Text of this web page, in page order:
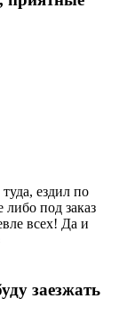
ездил по
под заказ
всех! Да и
заезжать